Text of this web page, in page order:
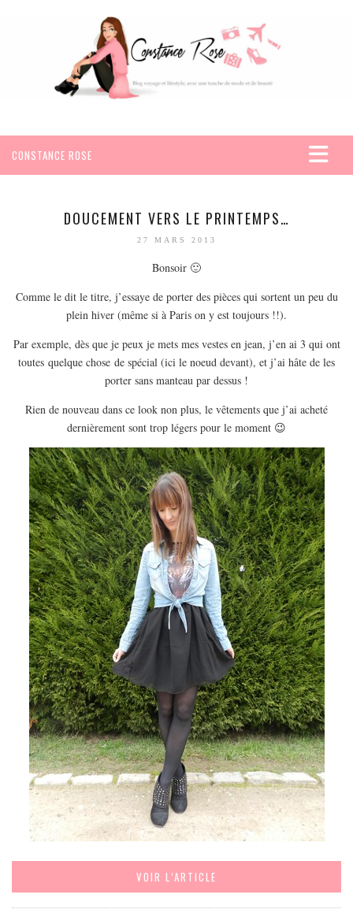
CONSTANCE ROSE
VOYAGES
AMÉRIQUE
EUROPE
FRANCE
GRÈCE
HONGRIE
ITALIE
PAYS BAS
RÉPUBLIQUE TCHÈQUE
OCÉANIE
AUSTRALIE
ARTICLES PRATIQUES
YOGA
MON PROGRAMME DE YOGA EN LIGNE
AUTRES CATÉGORIES
MODE
BEAUTÉ
DIVERSES BOX
DIY
LIFESTYLE
ME CONTACTER
A PROPOS
PARUTIONS ET PARTENARIATS
DOUCEMENT VERS LE PRINTEMPS…
27 MARS 2013
Bonsoir 🙂
Comme le dit le titre, j’essaye de porter des pièces qui sortent un peu du
plein hiver (même si à Paris on y est toujours !!).
Par exemple, dès que je peux je mets mes vestes en jean, j’en ai 3 qui ont
toutes quelque chose de spécial (ici le noeud devant), et j’ai hâte de les
porter sans manteau par dessus !
Rien de nouveau dans ce look non plus, le vêtements que j’ai acheté
dernièrement sont trop légers pour le moment 😉
VOIR L’ARTICLE